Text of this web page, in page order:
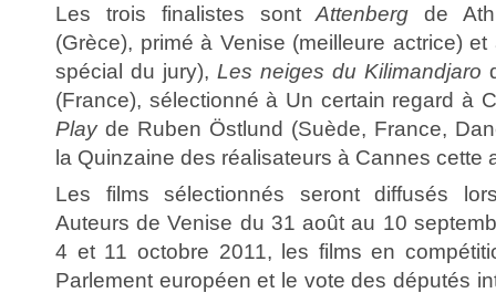
Les trois finalistes sontAttenberg de
(Grèce), primé à Venise (meilleure actrice)
spécial du jury), Les neiges du Kilimandjaro
(France), sélectionné à Un certain regard à
Playde Ruben Östlund (Suède, France,
la Quinzaine des réalisateurs à Cannes cette
Les films sélectionnés seront diffusés
Auteurs de Venise du 31 août au 10
4 et 11 octobre 2011, les films en
Parlement européen et le vote des députés